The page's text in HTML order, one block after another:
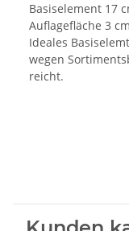
Basiselement 17
Auflagefläche 3
Ideales
wegen
reicht.